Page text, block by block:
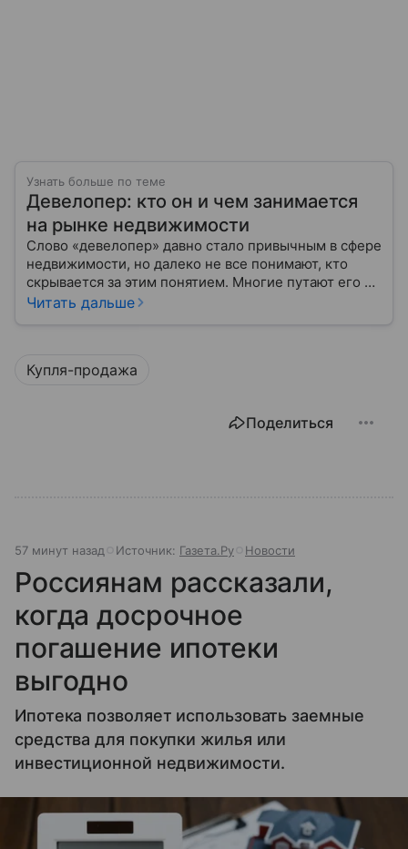
Узнать больше по теме
Девелопер: кто он и чем занимается
на рынке недвижимости
Слово «девелопер» давно стало привычным в сфере
недвижимости, но далеко не все понимают, кто
скрывается за этим понятием. Многие путают его с
застройщиком, думая, что это одно и то же. На
Читать дальше
Купля-продажа
Поделиться
57 минут назад Источник: Газета.Ру Новости
Россиянам рассказали,
когда досрочное
погашение ипотеки
выгодно
Ипотека позволяет использовать заемные
средства для покупки жилья или
инвестиционной недвижимости.